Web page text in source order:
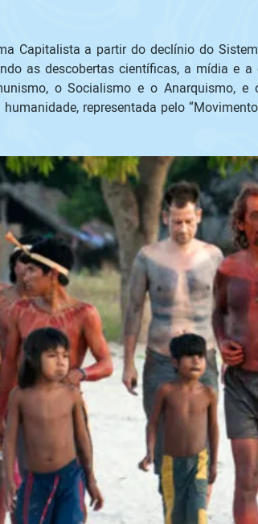
Capitalista a partir do declínio do
as descobertas científicas, a mídia e
o Socialismo e o Anarquismo,
representada pelo